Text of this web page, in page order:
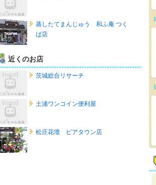
蒸したてまんじゅう 和ふ庵 つく
ば店
近くのお店
茨城総合リサーチ
土浦ワンコイン便利屋
松庄花壇 ピアタウン店